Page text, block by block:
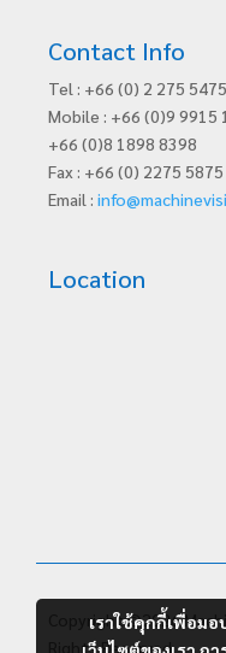
Contact Info
Tel : +66 (0) 2 275 5475
Mobile : +66 (0)9 9915
+66 (0)8 1898 8398
Fax : +66 (0) 2275 5875
Email :
Location
Copyright ©2026
Rights Reserved.
เราใช้คุกกี้เพื่อ